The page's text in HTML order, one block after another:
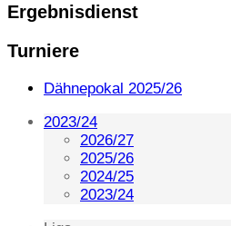
Ergebnisdienst
Turniere
Dähnepokal 2025/26
2023/24
2026/27
2025/26
2024/25
2023/24